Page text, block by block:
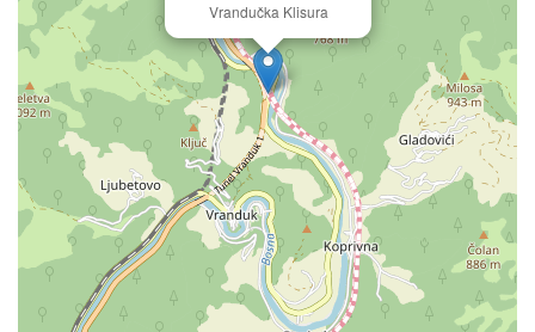
Vrandučka Klisura